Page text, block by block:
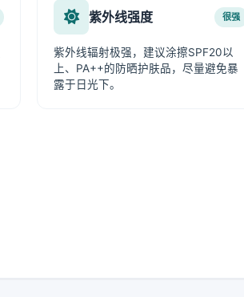
紫外线强度 很强
紫外线辐射极强，建议涂擦SPF20以
上、PA++的防晒护肤品，尽量避免暴
露于日光下。